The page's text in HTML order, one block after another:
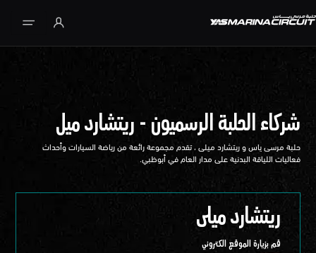
تخطي إلى المحتوى الرئيسي
شركاء الحلبة الرسميون - ريتشارد ميل
حلبة مرسى ياس و ريتشارد ميلى ، تقدم مجموعة رائعة من رياضة السيارات وأحداث
فعاليات اللياقة البدنية على مدار العام في أبوظبي.
ريتشارد ميلى
قم بزيارة الموقع الكتروني